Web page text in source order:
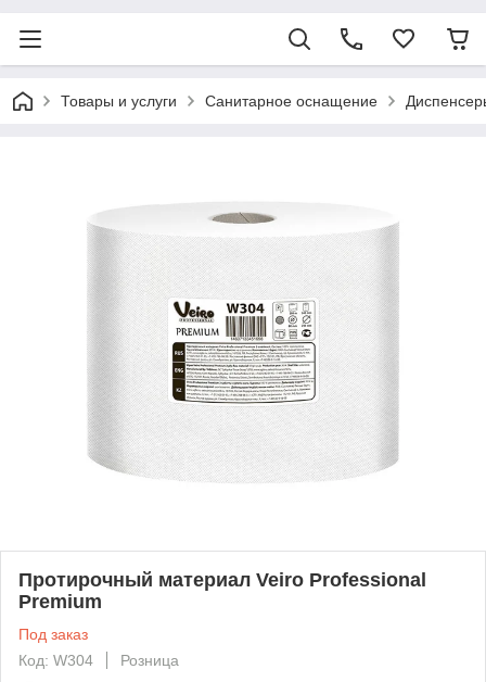
Товары и услуги Санитарное оснащение
Протирочный материал Veiro Professional
Premium
Под заказ
Код: W304
Розница